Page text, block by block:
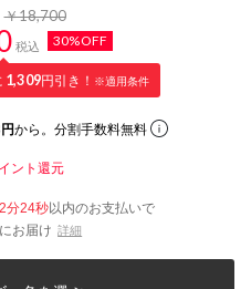
￥18,700
税込 30%OFF
1,309円引き！ ※適用条件
から。分割手数料無料
ント還元
分23秒以内のお支払いで
にお届け 詳細